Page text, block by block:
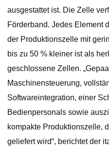
ausgestattet ist. Die Zelle
Förderband. Jedes Element
der Produktionszelle mit
bis zu 50 % kleiner ist als
geschlossene Zellen.
Maschinensteuerung,
Softwareintegration, einer
Bedienpersonals sowie
kompakte Produktionszelle,
geliefert wird“, berichtet der